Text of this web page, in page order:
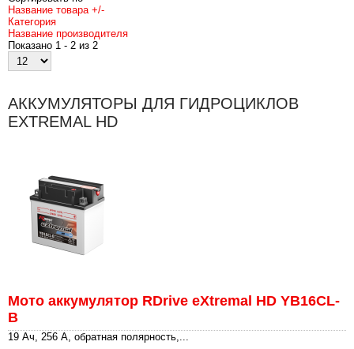
Название товара +/-
Категория
Название производителя
Показано 1 - 2 из 2
АККУМУЛЯТОРЫ ДЛЯ ГИДРОЦИКЛОВ
EXTREMAL HD
Мото аккумулятор RDrive eXtremal HD YB16CL-
B
19 Ач, 256 А, обратная полярность,...